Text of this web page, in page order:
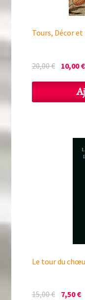
Tours, Décor
20,00€ Le
était :
10,00€
Le tour du
15,00€ Le
7,50€Le